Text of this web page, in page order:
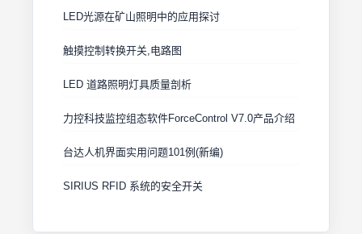
LED光源在矿山照明中的应用探讨
触摸控制转换开关,电路图
LED 道路照明灯具质量剖析
力控科技监控组态软件ForceControl V7.0产品介绍
台达人机界面实用问题101例(新编)
SIRIUS RFID 系统的安全开关